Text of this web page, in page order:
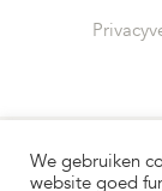
We gebruiken
website goed